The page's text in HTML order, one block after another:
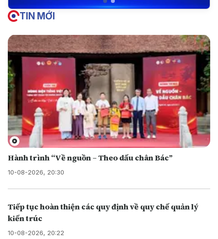
TIN MỚI
Hành trình “Về nguồn – Theo dấu chân Bác”
10-08-2026, 20:30
Tiếp tục hoàn thiện các quy định về quy chế quản lý
kiến trúc
10-08-2026, 20:22